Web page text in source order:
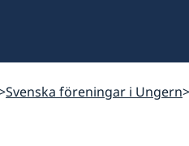
Svenska föreningar i Ungern